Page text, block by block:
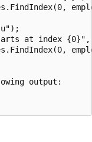
at index {0}",
output: